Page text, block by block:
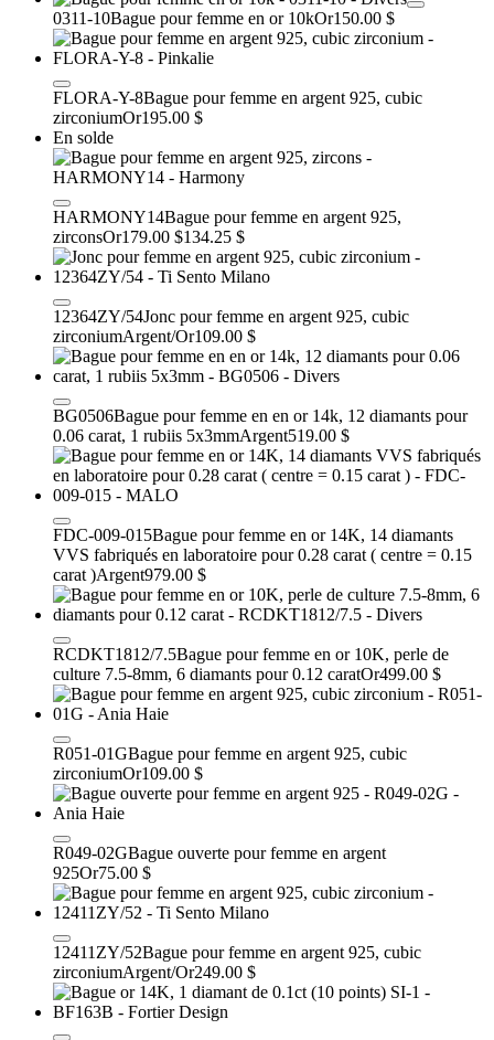
0311-10Bague pour femme en or 10kOr150.00 $
FLORA-Y-8Bague pour femme en argent 925, cubic
zirconiumOr195.00 $
En solde
HARMONY14Bague pour femme en argent 925,
zirconsOr179.00 $134.25 $
12364ZY/54Jonc pour femme en argent 925, cubic
zirconiumArgent/Or109.00 $
BG0506Bague pour femme en en or 14k, 12 diamants pour
0.06 carat, 1 rubiis 5x3mmArgent519.00 $
FDC-009-015Bague pour femme en or 14K, 14 diamants
VVS fabriqués en laboratoire pour 0.28 carat ( centre = 0.15
carat )Argent979.00 $
RCDKT1812/7.5Bague pour femme en or 10K, perle de
culture 7.5-8mm, 6 diamants pour 0.12 caratOr499.00 $
R051-01GBague pour femme en argent 925, cubic
zirconiumOr109.00 $
R049-02GBague ouverte pour femme en argent
925Or75.00 $
12411ZY/52Bague pour femme en argent 925, cubic
zirconiumArgent/Or249.00 $